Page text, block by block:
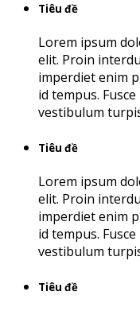
Tiêu đề
Lorem ipsum
elit. Proin
imperdiet enim
id tempus.
vestibulum
Tiêu đề
Lorem ipsum
elit. Proin
imperdiet enim
id tempus.
vestibulum
Tiêu đề